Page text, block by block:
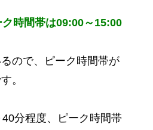
時間帯は09:00～15:00
ので、ピーク時間帯が
。
分程度、ピーク時間帯